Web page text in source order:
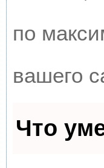
по
вашего
Что